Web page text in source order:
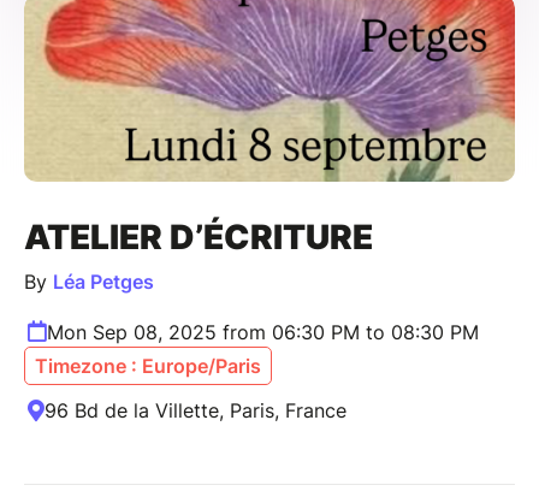
ATELIER D’ÉCRITURE
By Léa Petges
Mon Sep 08, 2025 from 06:30 PM to 08:30 PM
Timezone : Europe/Paris
96 Bd de la Villette, Paris, France